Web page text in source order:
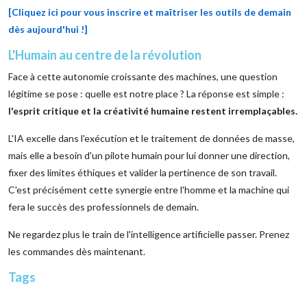
[Cliquez ici pour vous inscrire et maîtriser les outils de demain
dès aujourd'hui !]
L'Humain au centre de la révolution
Face à cette autonomie croissante des machines, une question
légitime se pose : quelle est notre place ? La réponse est simple :
l'esprit critique et la créativité humaine restent irremplaçables.
L'IA excelle dans l'exécution et le traitement de données de masse,
mais elle a besoin d'un pilote humain pour lui donner une direction,
fixer des limites éthiques et valider la pertinence de son travail.
C'est précisément cette synergie entre l'homme et la machine qui
fera le succès des professionnels de demain.
Ne regardez plus le train de l'intelligence artificielle passer. Prenez
les commandes dès maintenant.
Tags